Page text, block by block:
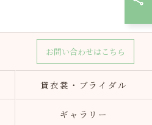
お問い合わせはこちら
貸衣裳・ブライダル
ギャラリー